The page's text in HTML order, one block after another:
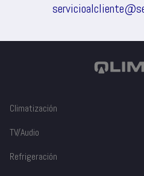
Climatización
TV/Audio
Refrigeración